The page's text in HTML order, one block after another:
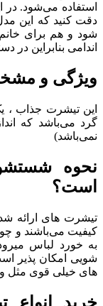
استفاده می‌شود.
دقت کنید که این
شود و هم برای
اندامی بنابراین در
ویژگی و
این تیشرت جذاب ،
گرد می‌باشد که
نمی‌باشد)
نحوه
است؟
تیشرت های ارائه
کیفیت می‌باشند و
به خورد لباس
شویی امکان پذیر
های خیلی قوی مثل
خرید